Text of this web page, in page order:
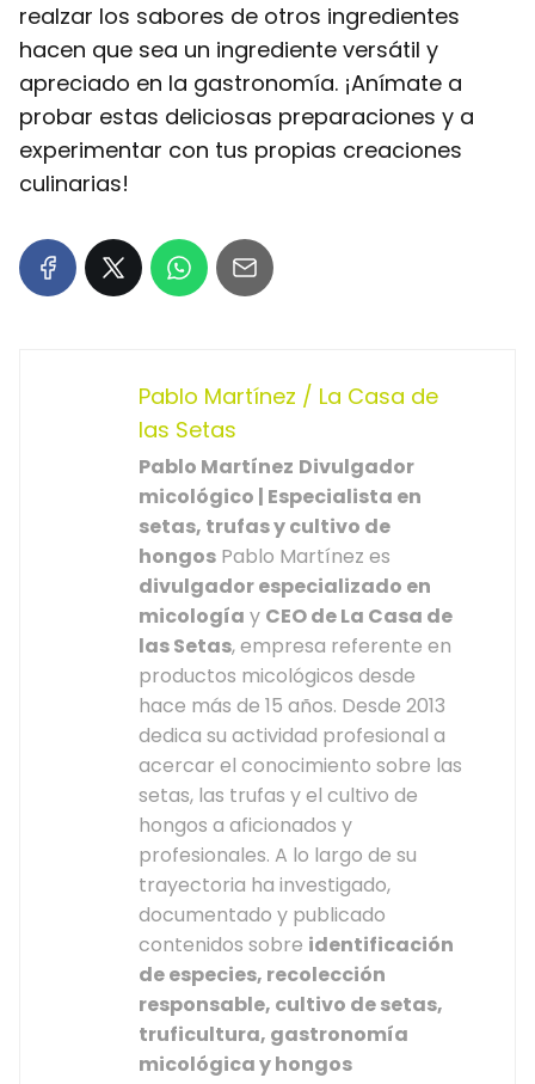
realzar los sabores de otros ingredientes
hacen que sea un ingrediente versátil y
apreciado en la gastronomía. ¡Anímate a
probar estas deliciosas preparaciones y a
experimentar con tus propias creaciones
culinarias!
Pablo Martínez / La Casa de
las Setas
Pablo Martínez Divulgador
micológico | Especialista en
setas, trufas y cultivo de
hongos Pablo Martínez es
divulgador especializado en
micología y CEO de La Casa de
las Setas, empresa referente en
productos micológicos desde
hace más de 15 años. Desde 2013
dedica su actividad profesional a
acercar el conocimiento sobre las
setas, las trufas y el cultivo de
hongos a aficionados y
profesionales. A lo largo de su
trayectoria ha investigado,
documentado y publicado
contenidos sobre identificación
de especies, recolección
responsable, cultivo de setas,
truficultura, gastronomía
micológica y hongos